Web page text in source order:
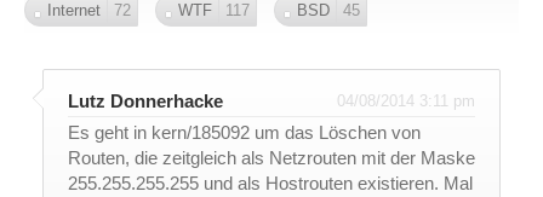
Internet 72 WTF 117 BSD 45
Lutz Donnerhacke 04/08/2014 3:11 pm
Es geht in kern/185092 um das Löschen von
Routen, die zeitgleich als Netzrouten mit der Maske
255.255.255.255 und als Hostrouten existieren. Mal